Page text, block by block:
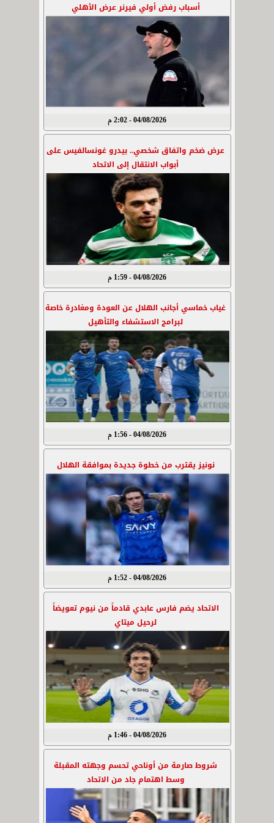
أسباب رفض أولي فيرنر عرض الأهلي
04/08/2026 - 2:02 م
عرض ضخم واتفاق شخصي.. بيدرو غونسالفيس على
أبواب الانتقال إلى الاتحاد
04/08/2026 - 1:59 م
غياب خماسي أجانب الهلال عن العودة ومغادرة خاصة
لبرامج الاستشفاء والتأهيل
04/08/2026 - 1:56 م
نونيز يقترب من خطوة جديدة بموافقة الهلال
04/08/2026 - 1:52 م
الاتحاد يضم فارس عابدي قادماً من نيوم تعويضاً
لرحيل ميتاي
04/08/2026 - 1:46 م
شروط صارمة من أوناحي تحسم وجهته المقبلة
وسط اهتمام جاد من الاتحاد